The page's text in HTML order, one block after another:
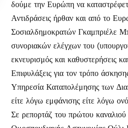
δούμε την Ευρώπη να
Αντιδράσεις ήρθαν και από το
Σοσιαλδημοκρατών Γκαμπριέλε
συνοριακών ελέγχων του
εκνευρισμός και καθυστερήσεις
Επιφυλάξεις για τον τρόπο
Υπηρεσία Καταπολέμησης των
είτε λόγω εμφάνισης είτε λόγω
Σε ρεπορτάζ του πρώτου